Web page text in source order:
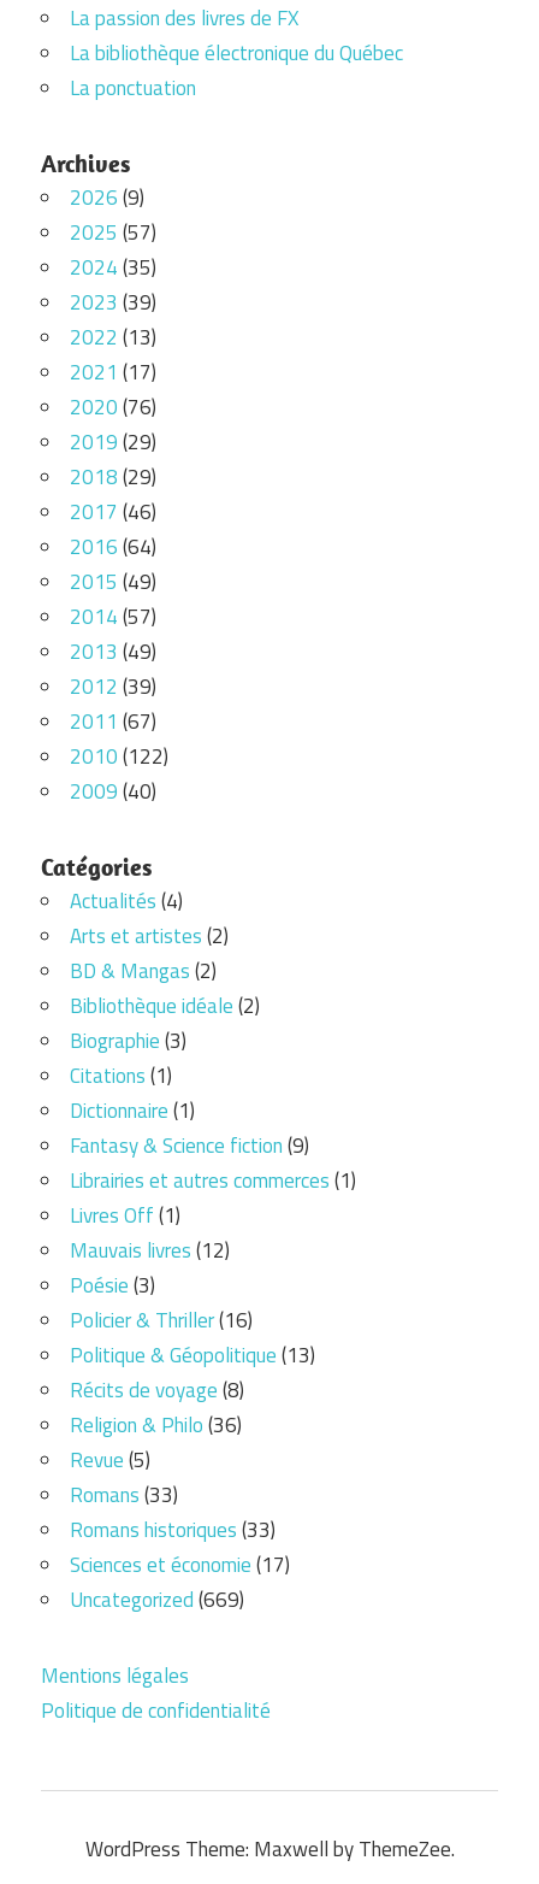
La passion des livres de FX
La bibliothèque électronique du Québec
La ponctuation
Archives
2026(9)
2025 (57)
2024(35)
2023 (39)
2022 (13)
2021 (17)
2020(76)
2019(29)
2018(29)
2017 (46)
2016(64)
2015 (49)
2014(57)
2013 (49)
2012 (39)
2011 (67)
2010(122)
2009(40)
Catégories
Actualités(4)
Arts et artistes(2)
BD & Mangas(2)
Bibliothèque idéale(2)
Biographie(3)
Citations(1)
Dictionnaire(1)
Fantasy & Science fiction(9)
Librairies et autres commerces(1)
Livres Off(1)
Mauvais livres(12)
Poésie(3)
Policier & Thriller(16)
Politique & Géopolitique(13)
Récits de voyage(8)
Religion & Philo(36)
Revue(5)
Romans(33)
Romans historiques(33)
Sciences et économie(17)
Uncategorized(669)
Mentions légales
Politique de confidentialité
WordPress Theme: Maxwell by ThemeZee.